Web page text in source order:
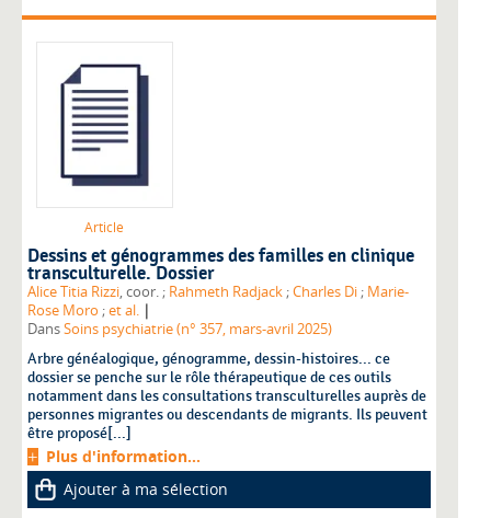
Article
Dessins et génogrammes des familles en clinique
transculturelle. Dossier
Alice Titia Rizzi , coor. ; Rahmeth Radjack ;Charles Di ; Marie-
Rose Moro ;et al. |
DansSoins psychiatrie (n° 357, mars-avril 2025)
Arbre généalogique, génogramme, dessin-histoires... ce
dossier se penche sur le rôle thérapeutique de ces outils
notamment dans les consultations transculturelles auprès de
personnes migrantes ou descendants de migrants. Ils peuvent
être proposé[...]
Plus d'information...
Ajouter à ma sélection